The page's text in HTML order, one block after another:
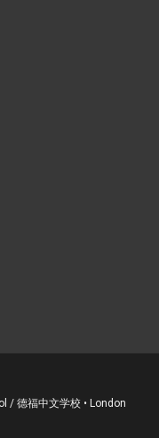
/ 德福中文学校 • London